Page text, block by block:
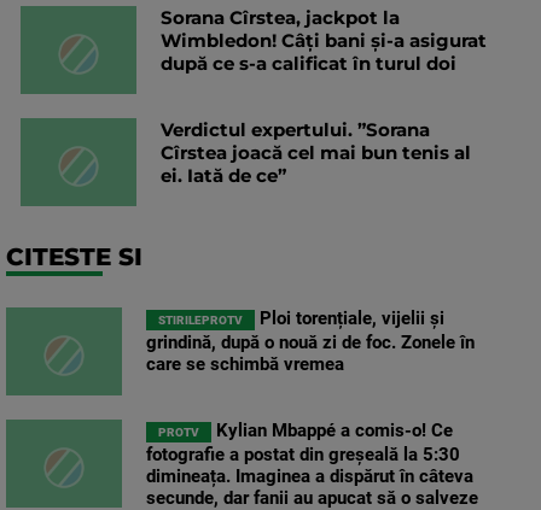
Sorana Cîrstea, jackpot la
Wimbledon! Câți bani și-a asigurat
după ce s-a calificat în turul doi
Verdictul expertului. ”Sorana
Cîrstea joacă cel mai bun tenis al
ei. Iată de ce”
CITESTE SI
STIRILEPROTV
Ploi torențiale, vijelii și
grindină, după o nouă zi de foc. Zonele în
care se schimbă vremea
PROTV
Kylian Mbappé a comis-o! Ce
fotografie a postat din greșeală la 5:30
dimineața. Imaginea a dispărut în câteva
secunde, dar fanii au apucat să o salveze